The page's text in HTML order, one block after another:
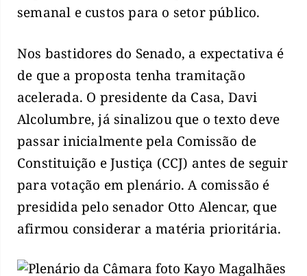
semanal e custos para o setor público.
Nos bastidores do Senado, a expectativa é
de que a proposta tenha tramitação
acelerada. O presidente da Casa, Davi
Alcolumbre, já sinalizou que o texto deve
passar inicialmente pela Comissão de
Constituição e Justiça (CCJ) antes de seguir
para votação em plenário. A comissão é
presidida pelo senador Otto Alencar, que
afirmou considerar a matéria prioritária.